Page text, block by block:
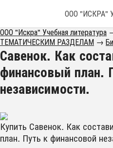
ООО "ИСКРА"
ООО "Искра" Учебная литература
ТЕМАТИЧЕСКИМ РАЗДЕЛАМ →
Савенок. Как
финансовый план.
независимости.
Купить Савенок. Как
план. Путь к финансовой